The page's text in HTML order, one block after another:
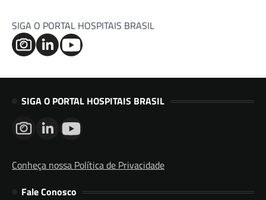
SIGA O PORTAL HOSPITAIS BRASIL
SIGA O PORTAL HOSPITAIS BRASIL
Conheça nossa Política de Privacidade
Fale Conosco